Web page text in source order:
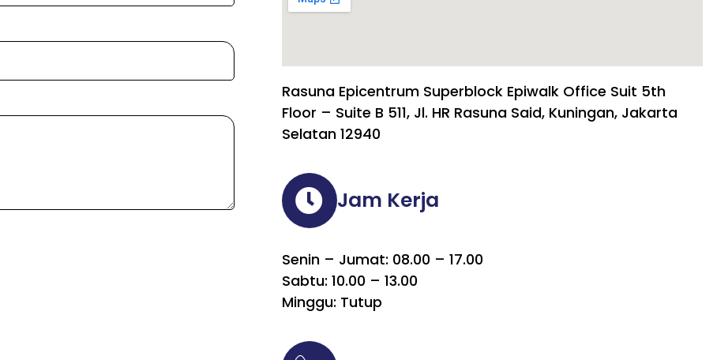
Rasuna Epicentrum Superblock Epiwalk Office Suit 5th
Floor – Suite B 511, Jl. HR Rasuna Said, Kuningan, Jakarta
Selatan 12940
Jam Kerja
Senin – Jumat: 08.00 – 17.00
Sabtu: 10.00 – 13.00
Minggu: Tutup